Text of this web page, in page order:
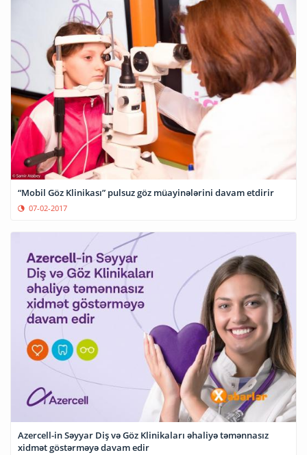
“Mobil Göz Klinikası” pulsuz göz müayinələrini davam etdirir
07-02-2017
Azercell-in Səyyar Diş və Göz Klinikaları əhaliyə təmənnasız
xidmət göstərməyə davam edir